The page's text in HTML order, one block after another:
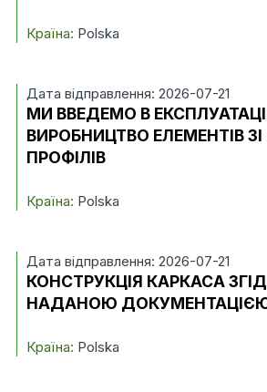
Країна: Polska
Дата відправлення: 2026-07-21
МИ ВВЕДЕМО В
ВИРОБНИЦТВО ЕЛЕМЕНТІВ
ПРОФІЛІВ
Країна: Polska
Дата відправлення: 2026-07-21
КОНСТРУКЦІЯ КАРКАСА
НАДАНОЮ
Країна: Polska